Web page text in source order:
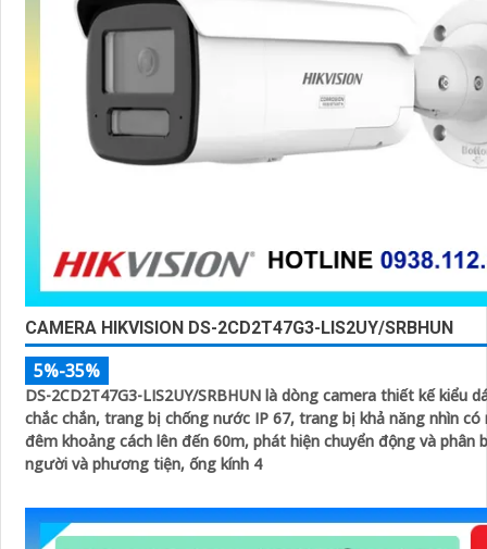
CAMERA HIKVISION DS-2CD2T47G3-LIS2UY/SRBHUN
5%-35%
DS-2CD2T47G3-LIS2UY/SRBHUN là dòng camera thiết kế kiểu
chắc chắn, trang bị chống nước IP 67, trang bị khả năng nhìn có màu vào ban
đêm khoảng cách lên đến 60m, phát hiện chuyển động và phân
người và phương tiện, ống kính 4